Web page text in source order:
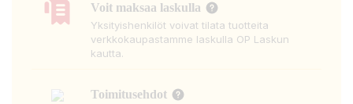
Voit maksaa laskulla
Yksityishenkilöt voivat tilata tuotteita
verkkokaupastamme laskulla OP Laskun
kautta.
Toimitusehdot